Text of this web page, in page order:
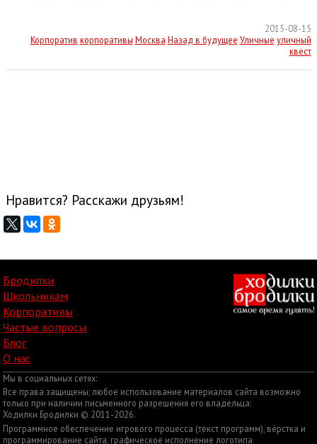
2015-08-15
Корпоратив корпоративы Москва Назад в будущее Уличные уличный
квест
Нравится? Расскажи друзьям!
Бродилки
Школьникам
Корпоративы
Частые вопросы
Блог
О нас
Мы в социальных сетях:
Все права защищены; любое использование материалов сайта возможно
только при наличии письменного разрешения его владельца:
Ходилки Бродилки © 2011-2026.
Программное обеспечение игрового процесса (текст программ), вёрстка и
программирование сайта, графическое исполнение логотипа